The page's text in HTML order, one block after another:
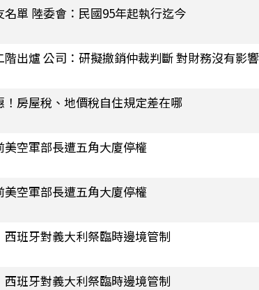
單 陸委會：民國95年起執行迄今
階出爐 公司：研擬撤銷仲裁判斷 對財務沒有影響
房屋稅、地價稅自住規定差在哪
空軍部長遭五角大廈停權
空軍部長遭五角大廈停權
班牙對義大利祭臨時邊境管制
班牙對義大利祭臨時邊境管制